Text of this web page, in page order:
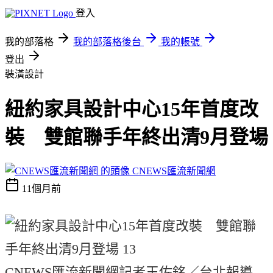
登入
我的部落格 我的部落格後台
我的帳號
登出
裝潢設計
紐約家具設計中心15年首度改
裝 雙館聯手年終出清9月登場
CNEWS匯流新聞網
11個月前